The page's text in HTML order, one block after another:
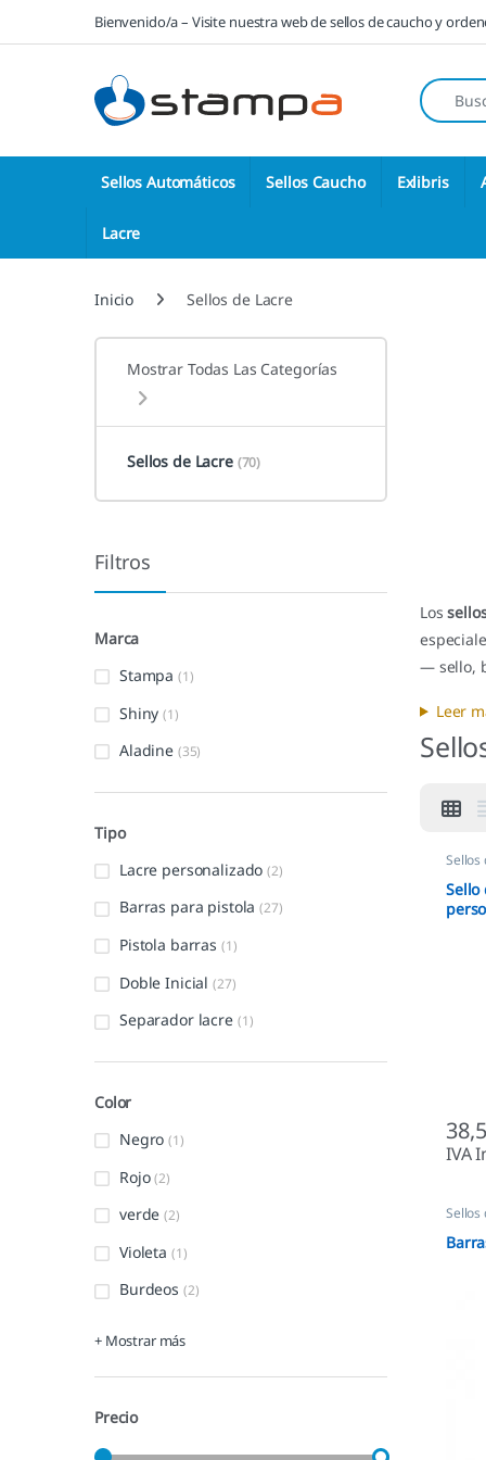
Saltar a la navegación
Saltar al contenidoBienvenido/a – Visite nuestra web de sellos de caucho y
Sellos Automáticos Sellos Caucho Exlibris
Lacre
Inicio Sellos de Lacre
Los
— sello,
Leer
Sellos
Sello
IVA
Sellos
Mostrar Todas Las Categorías
Sellos de Lacre (70)
Filtros
Marca
Stampa (1)
Shiny (1)
Aladine (35)
Tipo
Lacre personalizado (2)
Barras para pistola (27)
Pistola barras (1)
Doble Inicial (27)
Separador lacre (1)
Color
Negro (1)
Rojo (2)
verde (2)
Violeta (1)
Burdeos (2)
+ Mostrar más
Precio